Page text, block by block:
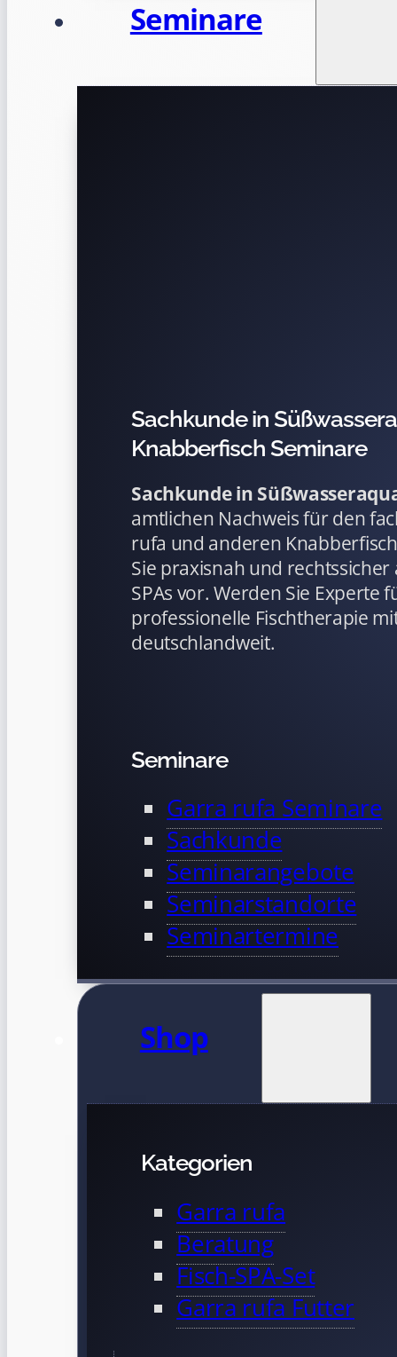
Seminare
Sachkunde in
Knabberfisch Seminare
Sachkunde in
amtlichen Nachweis für den
rufa und anderen
Sie praxisnah und
SPAs vor. Werden Sie Experte
professionelle Fischtherapie
deutschlandweit.
Seminare
Garra rufa Seminare
Sachkunde
Seminarangebote
Seminarstandorte
Seminartermine
Shop
Kategorien
Garra rufa
Beratung
Fisch-SPA-Set
Garra rufa Futter